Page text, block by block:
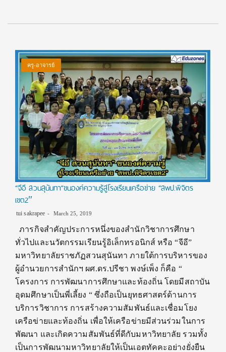
ครู-อาจารย์
“จีอี สวนสุนันทา”ขนองค์ความรู้สู่โรงเรียนเครือข่าย “สพป.พิจิตร
เขต2″
tui sakrapee March 25, 2019
ภารกิจสำคัญประการหนึ่งของสํานักวิชาการศึกษา
ทั่วไปและนวัตกรรมเรียนรู้อิเล็กทรอนิกส์ หรือ “จีอี”
มหาวิทยาลัยราชภัฏสวนสุนันทา ภายใต้การบริหารของ
ผู้อำนวยการสำนักฯ ผศ.ดร.ปรีชา พงษ์เพ็ง ก็คือ “
โครงการ การพัฒนาการศึกษาและท้องถิ่น โดยมีสถาบัน
อุดมศึกษาเป็นพี่เลี้ยง “ ซึ่งถือเป็นยุทธศาสตร์ด้านการ
บริการวิชาการ การสร้างความสัมพันธ์และเชื่อมโยง
เครือข่ายและท้องถิ่น เพื่อให้เครือข่ายมีส่วนร่วมในการ
พัฒนา และเกิดความสัมพันธ์ที่ดีกับมหาวิทยาลัย รวมทั้ง
เป็นการพัฒนามหาวิทยาลัยให้เป็นเอตทัคคะอย่างยั่งยืน